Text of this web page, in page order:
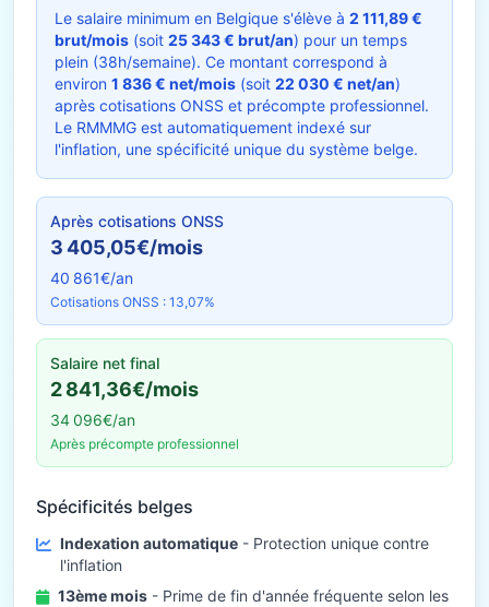
Le salaire minimum en Belgique s'élève à 2 111,89 €
brut/mois (soit 25 343 € brut/an) pour un temps
plein (38h/semaine). Ce montant correspond à
environ 1 836 € net/mois (soit 22 030 € net/an)
après cotisations ONSS et précompte professionnel.
Le RMMMG est automatiquement indexé sur
l'inflation, une spécificité unique du système belge.
Après cotisations ONSS
3 405,05€/mois
40 861€/an
Cotisations ONSS : 13,07%
Salaire net final
2 841,36€/mois
34 096€/an
Après précompte professionnel
Spécificités belges
Indexation automatique - Protection unique contre
l'inflation
13ème mois - Prime de fin d'année fréquente selon les